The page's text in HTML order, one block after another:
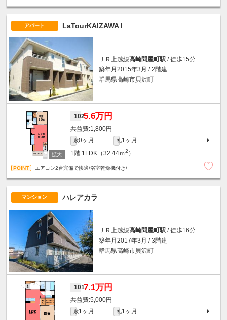
アパート LaTourKAIZAWA I
ＪＲ上越線高崎問屋町駅 / 徒歩15分
築年月2015年3月 / 2階建
群馬県高崎市貝沢町
1025.6万円
1,800円
敷0ヶ月 礼1ヶ月
1階 1LDK（32.44ｍ2 ）
エアコン2台完備で快適/浴室乾燥機付き/
マンション ハレアカラ
ＪＲ上越線高崎問屋町駅 / 徒歩16分
築年月2017年3月 / 3階建
群馬県高崎市貝沢町
1017.1万円
5,000円
敷1ヶ月 礼1ヶ月